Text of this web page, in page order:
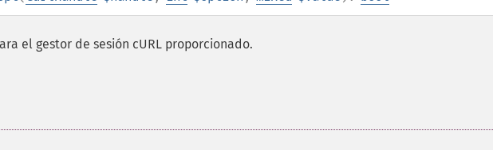
el gestor de sesión cURL proporcionado.